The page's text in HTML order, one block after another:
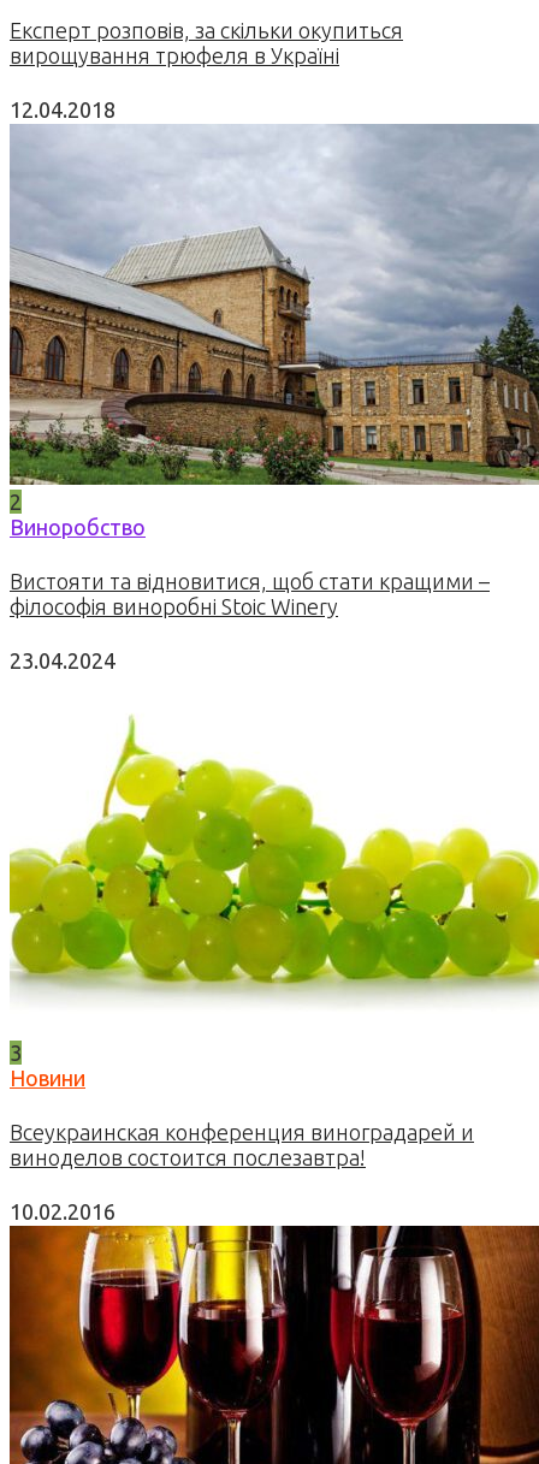
Експерт розповів, за скільки окупиться
вирощування трюфеля в Україні
12.04.2018
2
Виноробство
Вистояти та відновитися, щоб стати кращими –
філософія виноробні Stoic Winery
23.04.2024
3
Новини
Всеукраинская конференция виноградарей и
виноделов состоится послезавтра!
10.02.2016